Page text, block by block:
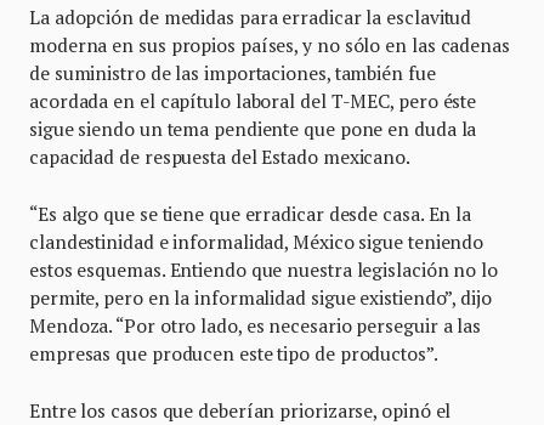
La adopción de medidas para erradicar la esclavitud
moderna en sus propios países, y no sólo en las cadenas
de suministro de las importaciones, también fue
acordada en el capítulo laboral del T-MEC, pero éste
sigue siendo un tema pendiente que pone en duda la
capacidad de respuesta del Estado mexicano.
“Es algo que se tiene que erradicar desde casa. En la
clandestinidad e informalidad, México sigue teniendo
estos esquemas. Entiendo que nuestra legislación no lo
permite, pero en la informalidad sigue existiendo”, dijo
Mendoza. “Por otro lado, es necesario perseguir a las
empresas que producen este tipo de productos”.
Entre los casos que deberían priorizarse, opinó el